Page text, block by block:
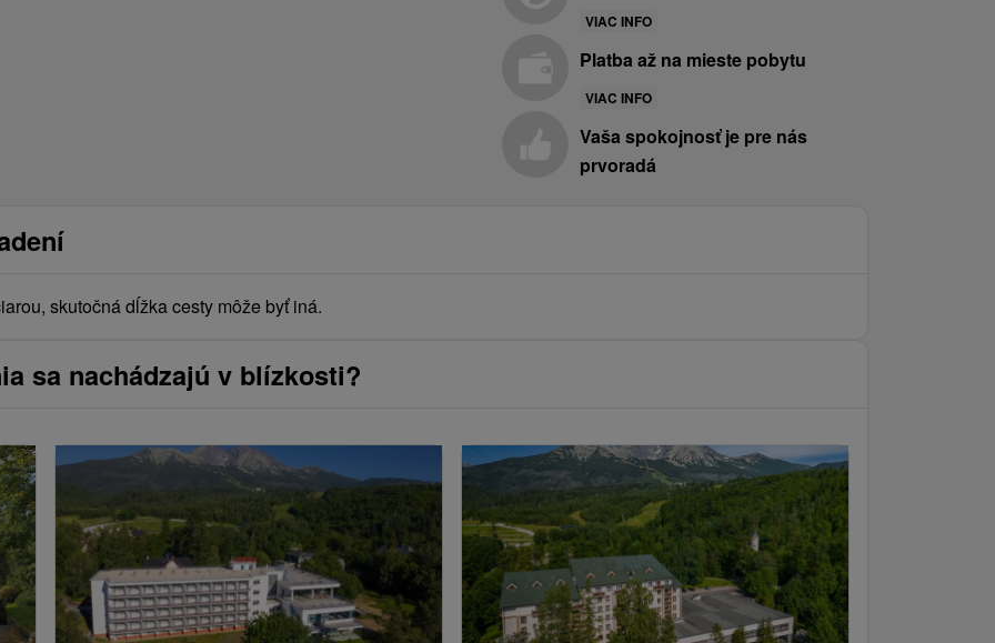
VIAC INFO
Platba až na mieste pobytu
VIAC INFO
Vaša spokojnosť je pre nás
prvoradá
skutočná dĺžka cesty môže byť iná.
sa nachádzajú v blízkosti?